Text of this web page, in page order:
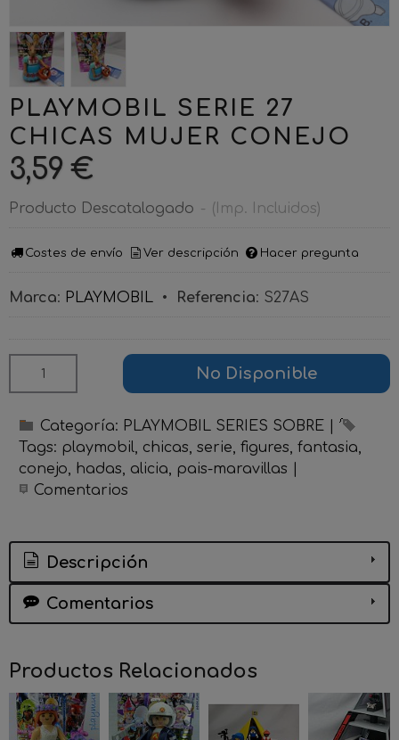
PLAYMOBIL SERIE 27
CHICAS MUJER CONEJO
3,59 €
Producto Descatalogado - (Imp. Incluidos)
Costes de envío Ver descripción Hacer pregunta
Marca: PLAYMOBIL • Referencia: S27AS
No Disponible
Categoría: PLAYMOBIL SERIES SOBRE
Tags: playmobil chicas serie figures fantasia
conejo
hadas alicia pais-maravillas
Comentarios
Descripción
Comentarios
Productos Relacionados